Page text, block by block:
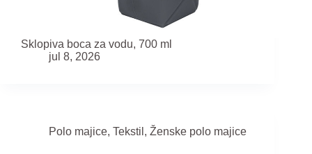
Sklopiva boca za vodu, 700 ml
jul 8, 2026
Polo majice, Tekstil , Ženske polo majice